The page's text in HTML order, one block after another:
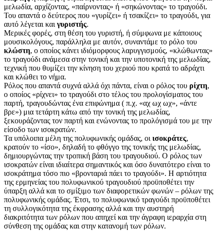
μελωδία, αρχίζοντας, «παίρνοντας» ή «σηκώνοντας» το τραγούδι.
Του απαντά ο δεύτερος που «γυρίζει» ή τσακίζει» το τραγούδι, για
αυτό λέγεται και γυριστής.
Μερικές φορές, στη θέση του γυριστή, ή σύμφωνα με κάποιους
μουσικολόγους, παράλληλα με αυτόν, συναντάμε το ρόλο του
κλώστη, ο οποίος κάνει ιδιόμορφους λαρυγγισμούς, «κλώθωντας»
το τραγούδι ανάμεσα στην τονική και την υποτονική της μελωδίας,
τεχνική που θυμίζει την κίνηση του χεριού που κρατά το αδράχτι
και κλώθει το νήμα.
Ρόλος που απαντά συχνά αλλά όχι πάντα, είναι ο ρόλος του ρίχτη,
ο οποίος «ρίχνει» το τραγούδι στο τέλος του προλογίσματος του
παρτή, τραγουδώντας ένα επιφώνημα ( π.χ. «αχ ωχ ωχ», «άντε
βρε») μια τετάρτη κάτω από την τονική της μελωδίας,
ξεκουράζοντας τον παρτή και ενώνοντας το προλόγισμά του με την
είσοδο των ισοκρατών.
Τα υπόλοιπα μέλη της πολυφωνικής ομάδας, οι ισοκράτες,
κρατούν το «ίσο», δηλαδή το φθόγγο της τονικής της μελωδίας,
δημιουργώντας την τροπική βάση του τραγουδιού. Ο ρόλος των
ισοκρατών είναι ιδιαίτερα σημαντικός και όσο δυνατότερο είναι το
ισοκράτημα τόσο πιο «βρονταριά πάει το τραγούδι». Η αρτιότητα
της ερμηνείας του πολυφωνικού τραγουδιού προϋποθέτει την
ύπαρξη αλλά και το σμίξιμο των διαφορετικών φωνών – ρόλων της
πολυφωνικής ομάδας. Έτσι, το πολυφωνικό τραγούδι προϋποθέτει
τη συλλογικότητα της έκφρασης αλλά και την αυστηρή
διακριτότητα των ρόλων που απηχεί και την άγραφη ιεραρχία στη
σύνθεση της ομάδας και στην κατανομή των ρόλων.